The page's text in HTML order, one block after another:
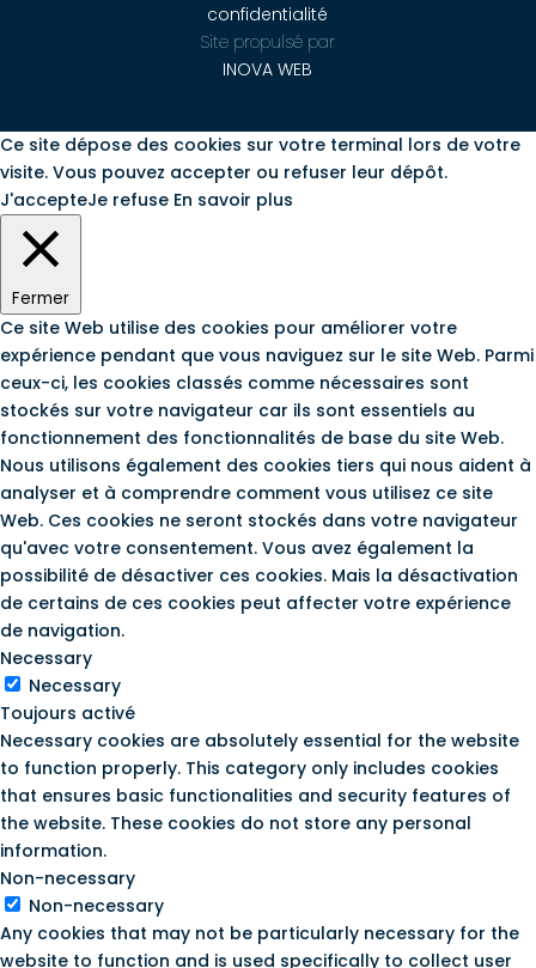
confidentialité
Site propulsé par
INOVA WEB
Ce site dépose des cookies sur votre terminal lors de votre
visite. Vous pouvez accepter ou refuser leur dépôt.
J'accepteJe refuse En savoir plus
Fermer
Ce site Web utilise des cookies pour améliorer votre
expérience pendant que vous naviguez sur le site Web. Parmi
ceux-ci, les cookies classés comme nécessaires sont
stockés sur votre navigateur car ils sont essentiels au
fonctionnement des fonctionnalités de base du site Web.
Nous utilisons également des cookies tiers qui nous aident à
analyser et à comprendre comment vous utilisez ce site
Web. Ces cookies ne seront stockés dans votre navigateur
qu'avec votre consentement. Vous avez également la
possibilité de désactiver ces cookies. Mais la désactivation
de certains de ces cookies peut affecter votre expérience
de navigation.
Necessary
Necessary
Toujours activé
Necessary cookies are absolutely essential for the website
to function properly. This category only includes cookies
that ensures basic functionalities and security features of
the website. These cookies do not store any personal
information.
Non-necessary
Non-necessary
Any cookies that may not be particularly necessary for the
website to function and is used specifically to collect user